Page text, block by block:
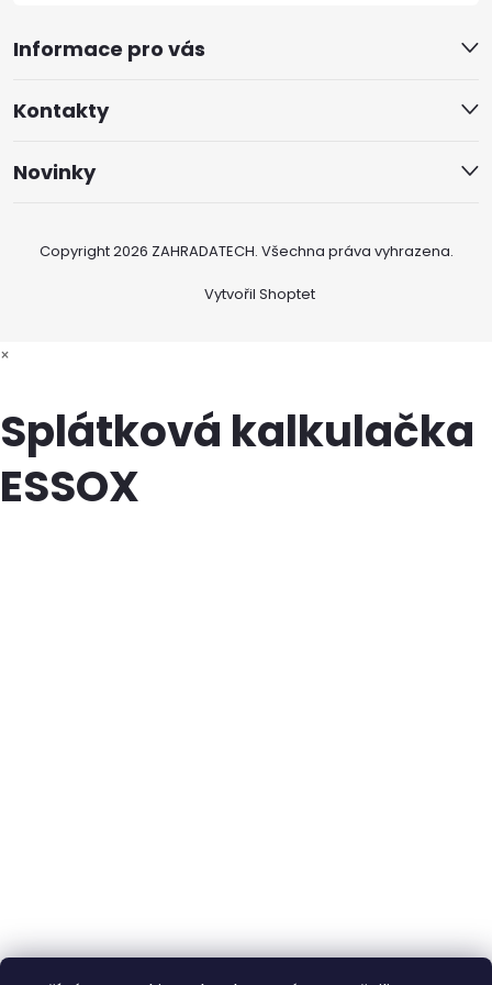
Informace pro vás
Kontakty
Novinky
Vytvořil Shoptet
Copyright 2026 ZAHRADATECH. Všechna práva vyhrazena.
×
Splátková kalkulačka
ESSOX